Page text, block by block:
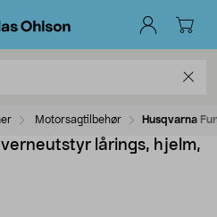
Motorsagtilbehør Husqvarna
lårings, hjelm,